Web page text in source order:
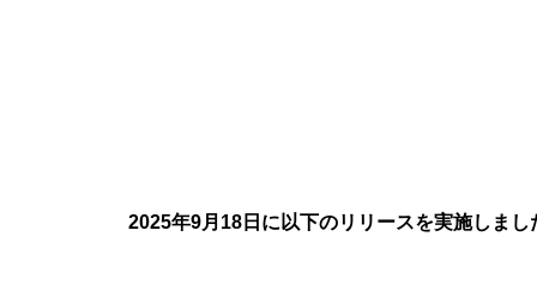
2025年9月18日に以下のリリースを実施しまし